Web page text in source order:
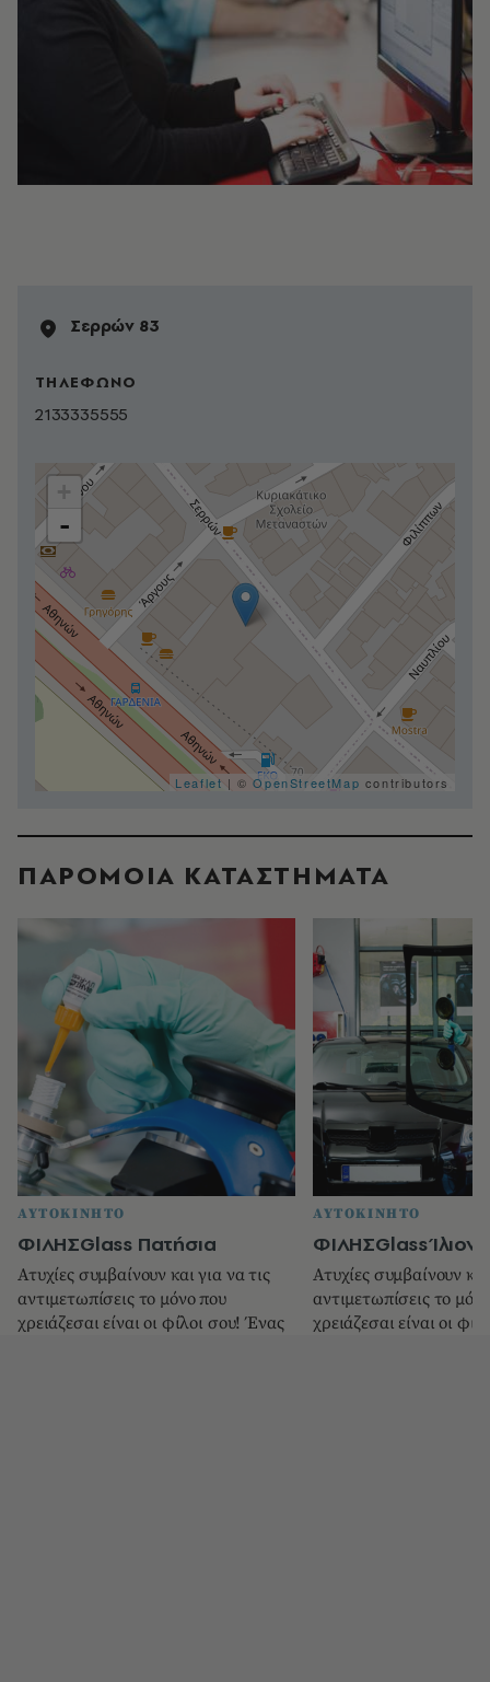
Σερρών 83
ΤΗΛΕΦΩΝΟ
2133335555
-
Leaflet | ©OpenStreetMap contributors
ΠΑΡΟΜΟΙΑ ΚΑΤΑΣΤΗΜΑΤΑ
ΑΥΤΟΚΙΝΗΤΟ
ΦΙΛΗΣGlass Πατήσια
Ατυχίες συμβαίνουν και για να τις
αντιμετωπίσεις το μόνο που
χρειάζεσαι είναι οι φίλοι σου! Ένας
ΑΥΤΟΚΙΝΗΤΟ
ΦΙΛΗΣGlass Ίλιον
Ατυχίες συμβαίνουν
αντιμετωπίσεις το
χρειάζεσαι είναι οι